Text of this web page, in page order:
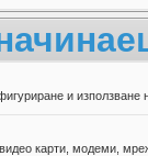
и използване
карти, модеми,